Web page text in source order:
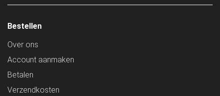
Bestellen
Over ons
Account aanmaken
Betalen
Verzendkosten